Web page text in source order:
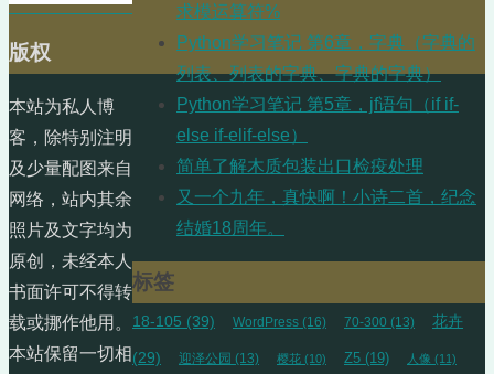
求模运算符%
Python学习笔记 第6章，字典（字典的
列表、列表的字典、字典的字典）
Python学习笔记 第5章，jf语句（if if-
else if-elif-else）
简单了解木质包装出口检疫处理
又一个九年，真快啊！小诗二首，纪念
结婚18周年。
标签
18-105 (39) WordPress (16) 70-300 (13) 花卉
(29) 迎泽公园 (13) 樱花 (10) Z5 (19) 人像 (11)
版权
本站为私人博
客，除特别注明
及少量配图来自
网络，站内其余
照片及文字均为
原创，未经本人
书面许可不得转
载或挪作他用。
本站保留一切相